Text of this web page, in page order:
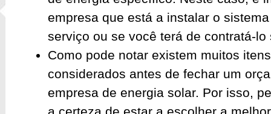
empresa que está a instalar o
serviço ou se você terá de contratá-lo
Como pode notar existem muitos
considerados antes de fechar um
empresa de energia solar. Por isso,